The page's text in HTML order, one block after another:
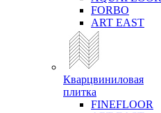
FORBO
ART EAST
Кварцвиниловая
плитка
FINEFLOOR